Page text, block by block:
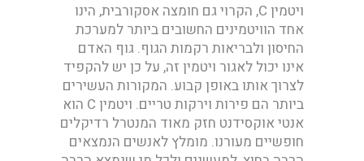
ויטמין C, הקרוי גם חומצה אסקורבית, הינו
אחד הוויטמינים החשובים ביותר למערכת
החיסון ולבריאות רקמות הגוף. גוף האדם
אינו יכול לאגור ויטמין זה, על כן יש להקפיד
לצרוך אותו באופן קבוע. המקורות העשירים
ביותר הם פירות וירקות טריים. ויטמין C הוא
אנטי אוקסידנט חזק מאוד המנטרל רדיקלים
חופשיים מעורנו. מומלץ לאנשים הנמצאים